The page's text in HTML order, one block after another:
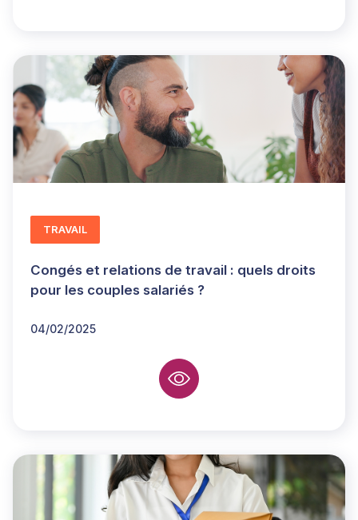
Congés et relations de travail : quels droits
pour les couples salariés ?
04/02/2025
TRAVAIL